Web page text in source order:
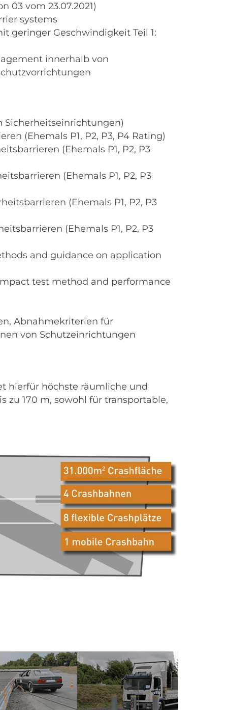
03 vom 23.07.2021)
systems
geringer Geschwindigkeit Teil 1:
innerhalb von
Sicherheitseinrichtungen)
(Ehemals P1, P2, P3, P4 Rating)
(Ehemals P1, P2, P3
(Ehemals P1, P2, P3
(Ehemals P1, P2, P3
(Ehemals P1, P2, P3
and guidance on application
test method and performance
Abnahmekriterien für
von Schutzeinrichtungen
hierfür höchste räumliche und
zu 170 m, sowohl für transportable,